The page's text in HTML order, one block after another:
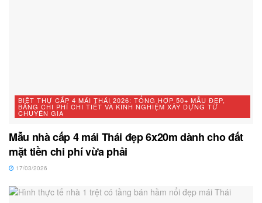
BIỆT THỰ CẤP 4 MÁI THÁI 2026: TỔNG HỢP 50+ MẪU ĐẸP,
BẢNG CHI PHÍ CHI TIẾT VÀ KINH NGHIỆM XÂY DỰNG TỪ
CHUYÊN GIA
Mẫu nhà cấp 4 mái Thái đẹp 6x20m dành cho đất
mặt tiền chi phí vừa phải
17/03/2026